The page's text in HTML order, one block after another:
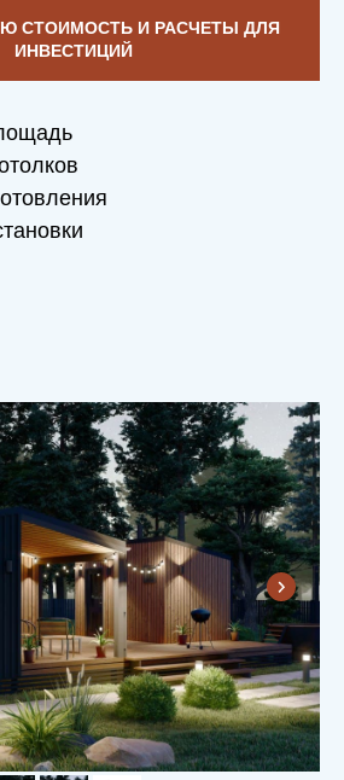
СТОИМОСТЬ И РАСЧЕТЫ ДЛЯ
ИНВЕСТИЦИЙ